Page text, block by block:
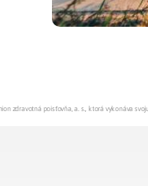
zdravotná poisťovňa, a. s., ktorá vykonáva